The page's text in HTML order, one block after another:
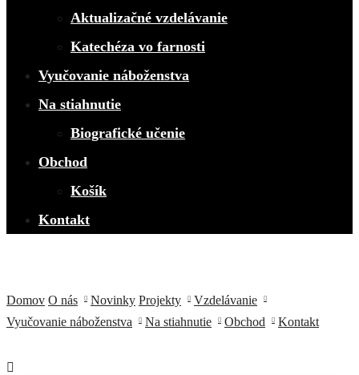
Aktualizačné vzdelávanie
Katechéza vo farnosti
Vyučovanie náboženstva
Na stiahnutie
Biografické učenie
Obchod
Košík
Kontakt
Domov O nás Novinky Projekty
Vzdelávanie
Vyučovanie náboženstva
Na stiahnutie Obchod Kontakt